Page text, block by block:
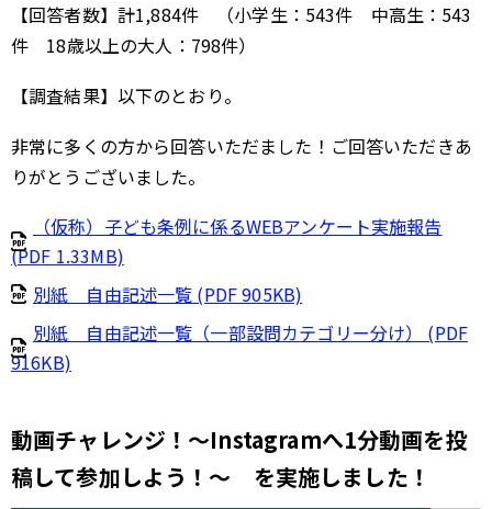
【回答者数】計1,884件 （小学生：543件 中高生：543
件 18歳以上の大人：798件）
【調査結果】以下のとおり。
非常に多くの方から回答いただました！ご回答いただきあ
りがとうございました。
（仮称）子ども条例に係るWEBアンケート実施報告
(PDF 1.33MB)
別紙 自由記述一覧 (PDF 905KB)
別紙 自由記述一覧（一部設問カテゴリー分け） (PDF
916KB)
動画チャレンジ！～Instagramへ1分動画を投
稿して参加しよう！～ を実施しました！